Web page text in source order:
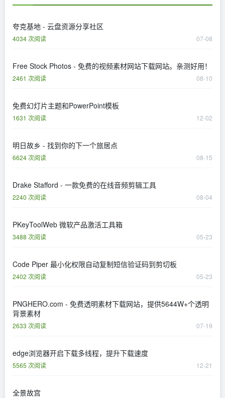
夸克基地 - 云盘资源分享社区
4034 次阅读 07-08
Free Stock Photos - 免费的视频素材网站下载网站。亲测好用！
2461 次阅读 08-10
免费幻灯片主题和PowerPoint模板
1631 次阅读 12-02
明日故乡 - 找到你的下一个旅居点
6624 次阅读 08-15
Drake Stafford - 一款免费的在线音频剪辑工具
2240 次阅读 08-04
PKeyToolWeb 微软产品激活工具箱
3488 次阅读 05-23
Code Piper 最小化权限自动复制短信验证码到剪切板
2402 次阅读 05-23
PNGHERO.com - 免费透明素材下载网站，提供5644W+个透明
背景素材
2633 次阅读 07-19
edge浏览器开启下载多线程，提升下载速度
5565 次阅读 12-21
全景故宫